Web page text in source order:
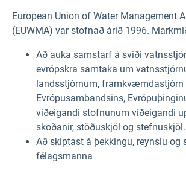
European Union of Water Management
(EUWMA) var stofnað árið 1996.
Að auka samstarf á sviði
evrópskra samtaka um
landsstjórnum, framkvæmdastjórn
Evrópusambandsins,
viðeigandi stofnunum viðeigandi
skoðanir, stöðuskjöl og stefnuskjöl.
Að skiptast á þekkingu, reynslu og
félagsmanna